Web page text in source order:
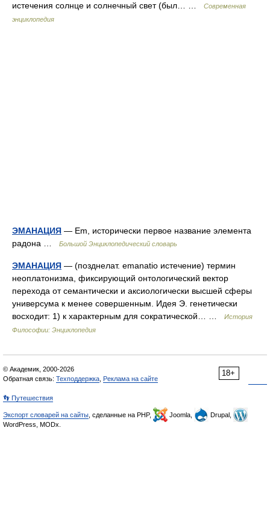
истечения солнце и солнечный свет (был… …
Современная
энциклопедия
ЭМАНАЦИЯ — Em, исторически первое название элемента
радона …
Большой Энциклопедический словарь
ЭМАНАЦИЯ — (позднелат. emanatio истечение) термин
неоплатонизма, фиксирующий онтологический вектор
перехода от семантически и аксиологически высшей сферы
универсума к менее совершенным. Идея Э. генетически
восходит: 1) к характерным для сократической… …
История
Философии: Энциклопедия
18+
© Академик, 2000-2026
Обратная связь: Техподдержка Реклама на сайте
👣 Путешествия
Экспорт словарей на сайты , сделанные на PHP, Joomla,
Drupal,
WordPress, MODx.